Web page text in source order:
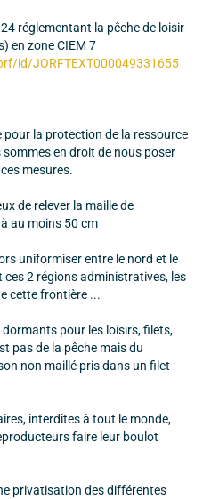
réglementant la pêche de loisir
en zone CIEM 7
id/JORFTEXT000049331655
pour la protection de la ressource
sommes en droit de nous poser
mesures.
de relever la maille de
au moins 50 cm
uniformiser entre le nord et le
2 régions administratives, les
cette frontière ...
pour les loisirs, filets,
pas de la pêche mais du
non maillé pris dans un filet
interdites à tout le monde,
faire leur boulot
privatisation des différentes